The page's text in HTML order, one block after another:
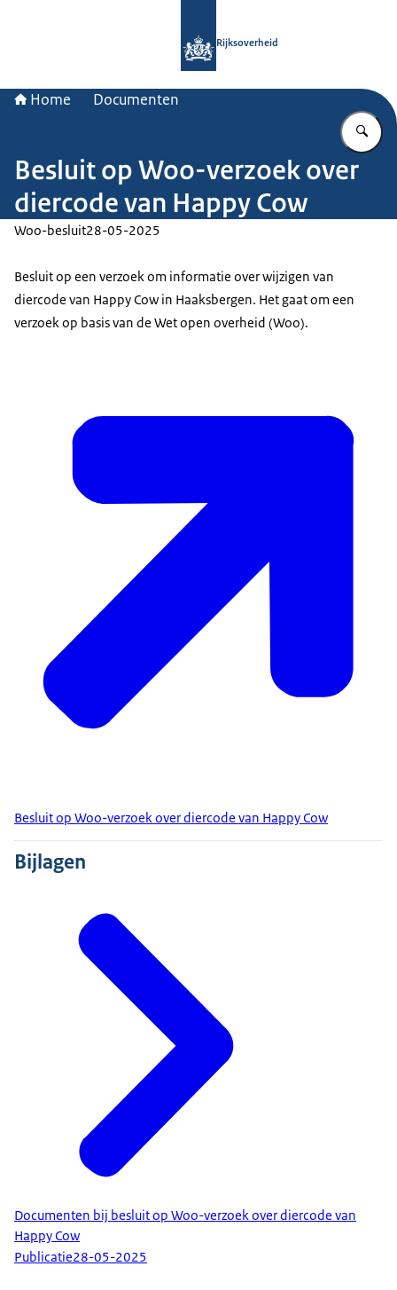
Rijksoverheid
Home Documenten
Besluit op Woo-verzoek over
diercode van Happy Cow
Woo-besluit28-05-2025
Besluit op een verzoek om informatie over wijzigen van
diercode van Happy Cow in Haaksbergen. Het gaat om een
verzoek op basis van de Wet open overheid (Woo).
Besluit op Woo-verzoek over diercode van Happy Cow
Bijlagen
Documenten bij besluit op Woo-verzoek over diercode van
Happy Cow
Publicatie28-05-2025